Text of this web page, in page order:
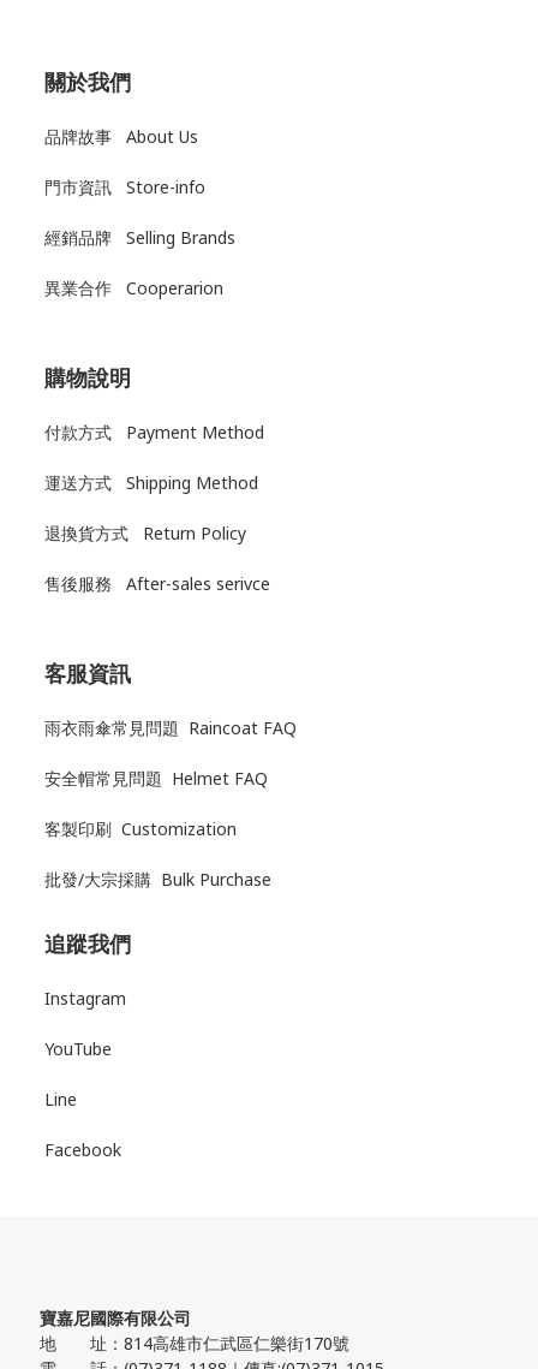
關於我們
品牌故事 About Us
門市資訊 Store-info
經銷品牌 Selling Brands
異業合作 Cooperarion
購物說明
付款方式 Payment Method
運送方式 Shipping Method
退換貨方式 Return Policy
售後服務 After-sales serivce
客服資訊
雨衣雨傘常見問題 Raincoat FAQ
安全帽常見問題 Helmet FAQ
客製印刷 Customization
批發/大宗採購 Bulk Purchase
追蹤我們
Instagram
YouTube
Line
Facebook
寶嘉尼國際有限公司
地 址：814高雄市仁武區仁樂街170號